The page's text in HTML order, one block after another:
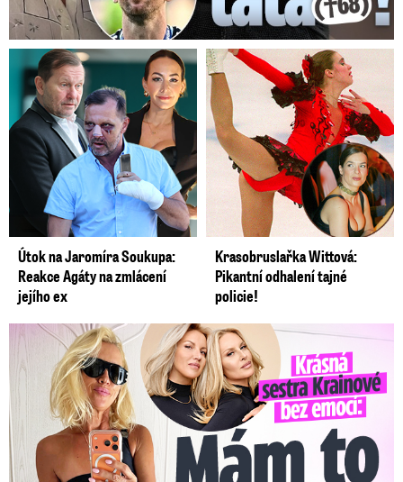
Útok na Jaromíra Soukupa:
Reakce Agáty na zmlácení
jejího ex
Krasobruslařka Wittová:
Pikantní odhalení tajné
policie!
Krásná sestra Krainové bez emocí: Mám to za pár…